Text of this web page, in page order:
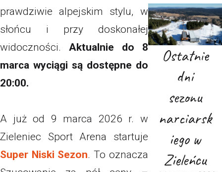
prawdziwie alpejskim stylu, w
słońcu i przy doskonałej
widoczności. Aktualnie do 8
marca wyciągi są dostępne do
20:00.
A już od 9 marca 2026 r. w
Zieleniec Sport Arena startuje
Super Niski Sezon. To oznacza
Ostatnie
dni
sezonu
narciarsk
iego w
Zieleńcu